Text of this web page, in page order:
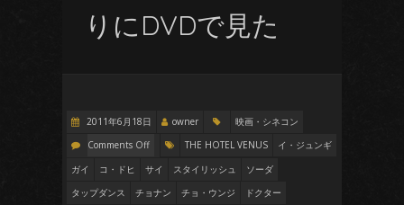
りにDVDで見た
2011年6月18日 owner
映画・シネコン
Comments Off
THE HOTEL VENUS
イ・ジュンギ
ガイ
コ・ドヒ サイ スタイリッシュ
ソーダ
タップダンス
チョナン チョ・ウンジ
ドクター